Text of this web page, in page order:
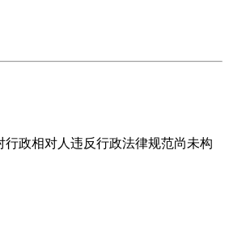
政相对人违反行政法律规范尚未构